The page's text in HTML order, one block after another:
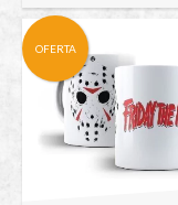
OFERTA